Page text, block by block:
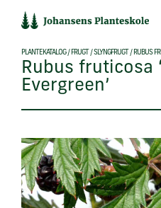
indholdet
PLANTEKATALOG/ FRUGT / SLYNGFRUGT / RUBUS
Rubus fruticosa
Evergreen’